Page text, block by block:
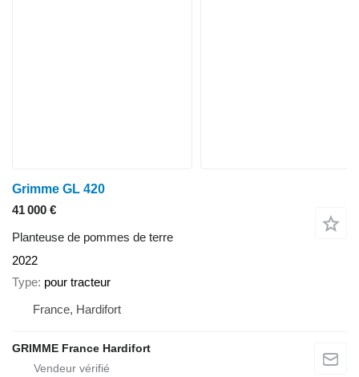
Grimme GL 420
41 000 €
Planteuse de pommes de terre
2022
Type pour tracteur
France, Hardifort
GRIMME France Hardifort